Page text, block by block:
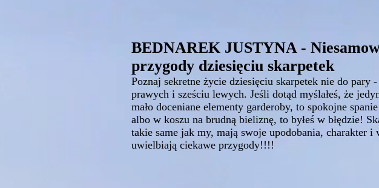
BEDNAREK JUSTYNA -
przygody dziesięciu skarpetek
Poznaj sekretne życie dziesięciu skarpetek nie do pary
prawych i sześciu lewych. Jeśli dotąd myślałeś, że
mało doceniane elementy garderoby, to spokojne
albo w koszu na brudną bieliznę, to byłeś w błędzie!
takie same jak my, mają swoje upodobania, charakter i
uwielbiają ciekawe przygody!!!!